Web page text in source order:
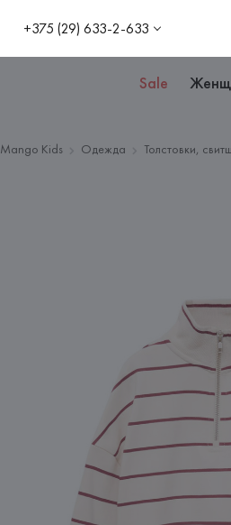
+375 (29) 633-2-633
Sale
Mango Kids Одежда Толстовки,